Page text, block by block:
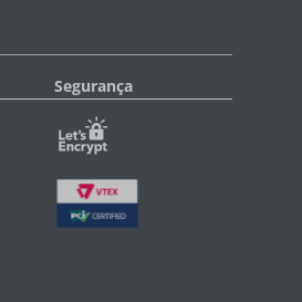
Segurança